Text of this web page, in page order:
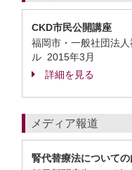
CKD市民公開講座
福岡市・一般社団法
ル 2015年3月
詳細を見る
メディア報道
腎代替療法についての